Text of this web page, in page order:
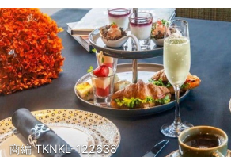
商編 TKNKL-122638